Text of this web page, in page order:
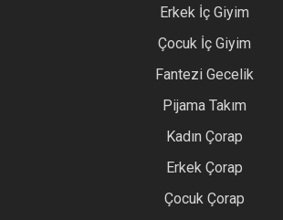
Erkek İç Giyim
Çocuk İç Giyim
Fantezi Gecelik
Pijama Takım
Kadın Çorap
Erkek Çorap
Çocuk Çorap